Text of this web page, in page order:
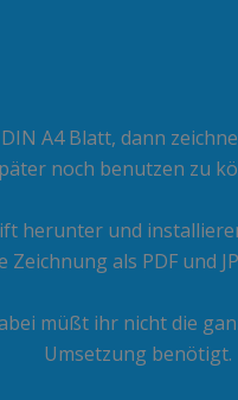
A4 Blatt, dann
noch benutzen zu
herunter und
Zeichnung als PDF und
müßt ihr nicht die
Umsetzung benötigt.